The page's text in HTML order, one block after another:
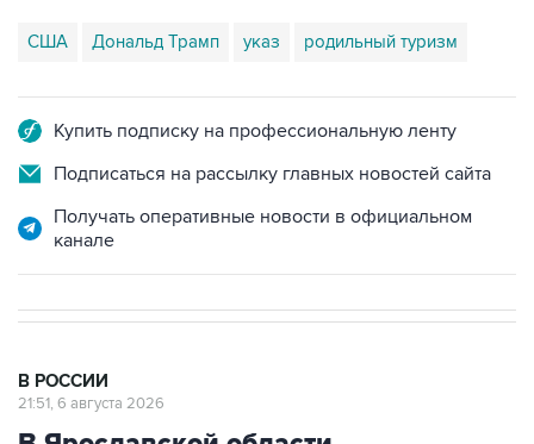
США Дональд Трамп указ родильный туризм
Купить подписку на профессиональную ленту
Подписаться на рассылку главных новостей сайта
Получать оперативные новости в официальном
канале
В РОССИИ
21:51, 6 августа 2026